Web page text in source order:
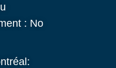
: No